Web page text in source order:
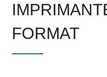
FORMAT